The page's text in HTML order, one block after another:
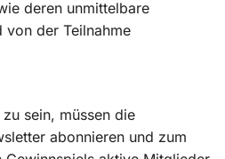
deren unmittelbare
von der Teilnahme
sein, müssen die
abonnieren und zum